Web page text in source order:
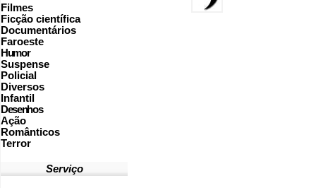
Filmes
Ficção científica
Documentários
Faroeste
Humor
Suspense
Policial
Diversos
Infantil
Desenhos
Ação
Românticos
Terror
Serviço